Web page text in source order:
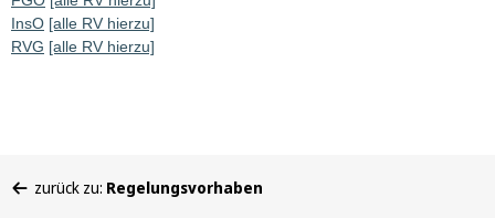
InsO [alle RV hierzu]
RVG [alle RV hierzu]
befinden
zurück zu: Regelungsvorhaben